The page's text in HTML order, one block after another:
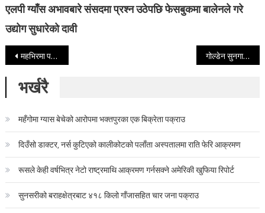
एलपी ग्याँस अभावबारे संसदमा प्रश्न उठेपछि फेसबुकमा बालेनले गरे
उद्योग सुधारेको दावी
Post navigation
महभिरमा पहिरो खस्दा बेनी–जोमसोम सडक अवरुद्ध गोल्डेन सुनगाभाका सुप्रोल श्रेष्ठले ल्याए ४ जीपीए
भर्खरै
महँगोमा ग्यास बेचेको आरोपमा भक्तपुरका एक बिक्रेता पक्राउ
दिउँसो डाक्टर, नर्स कुटिएको कालीकोटको पलाँता अस्पतालमा राति फेरि आक्रमण
रूसले केही वर्षभित्र नेटो राष्ट्रमाथि आक्रमण गर्नसक्ने अमेरिकी खुफिया रिपोर्ट
सुनसरीको बराहक्षेत्रबाट ४१८ किलो गाँजासहित चार जना पक्राउ